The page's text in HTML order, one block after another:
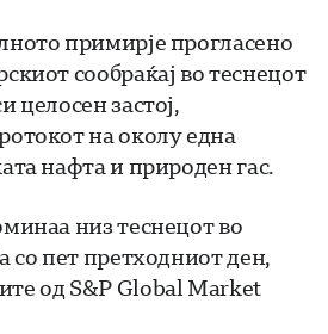
примирје прогласено
сообраќај во теснецот
целосен застој,
на околу една
нафта и природен гас.
низ теснецот во
со пет претходниот ден,
од S&P Global Market